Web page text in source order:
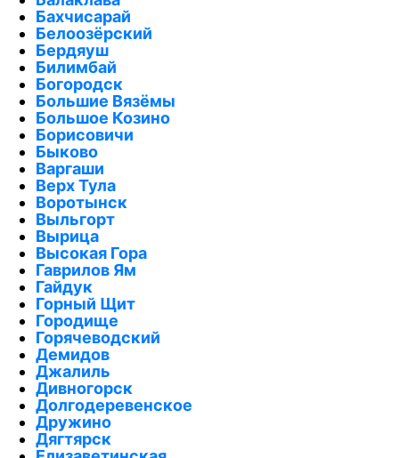
Бахчисарай
Белоозёрский
Бердяуш
Билимбай
Богородск
Большие Вязёмы
Большое Козино
Борисовичи
Быково
Варгаши
Верх Тула
Воротынск
Выльгорт
Вырица
Высокая Гора
Гаврилов Ям
Гайдук
Горный Щит
Городище
Горячеводский
Демидов
Джалиль
Дивногорск
Долгодеревенское
Дружино
Дягтярск